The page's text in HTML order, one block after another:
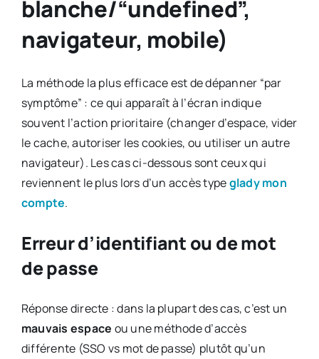
blanche/“undefined”,
navigateur, mobile)
La méthode la plus efficace est de dépanner “par
symptôme” : ce qui apparaît à l’écran indique
souvent l’action prioritaire (changer d’espace, vider
le cache, autoriser les cookies, ou utiliser un autre
navigateur). Les cas ci-dessous sont ceux qui
reviennent le plus lors d’un accès typeglady mon
compte.
Erreur d’identifiant ou de mot
de passe
Réponse directe : dans la plupart des cas, c’est un
mauvais espace ou une méthode d’accès
différente (SSO vs mot de passe) plutôt qu’un